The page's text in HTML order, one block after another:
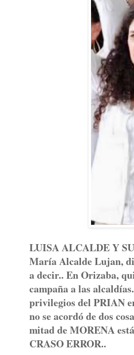
LUISA ALCALDE Y
María Alcalde Lujan,
a decir.. En Orizaba,
campaña a las
privilegios del PRIAN
no se acordó de dos
mitad de MORENA
CRASO ERROR..